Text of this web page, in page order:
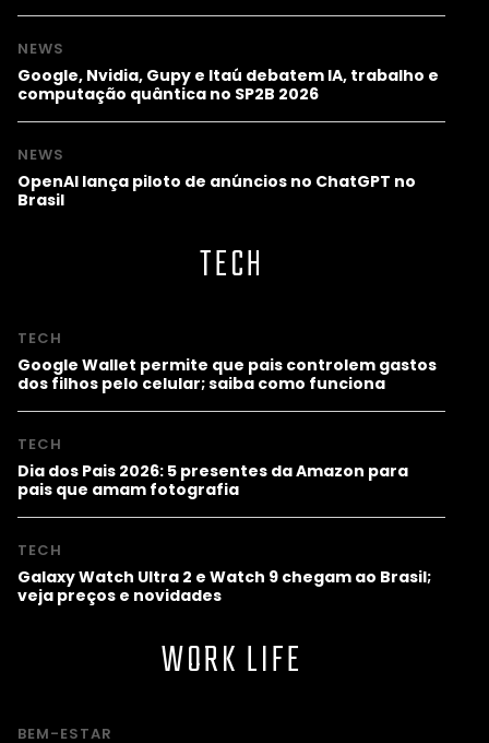
NEWS
Google, Nvidia, Gupy e Itaú debatem IA, trabalho e
computação quântica no SP2B 2026
NEWS
OpenAI lança piloto de anúncios no ChatGPT no
Brasil
TECH
TECH
Google Wallet permite que pais controlem gastos
dos filhos pelo celular; saiba como funciona
TECH
Dia dos Pais 2026: 5 presentes da Amazon para
pais que amam fotografia
TECH
Galaxy Watch Ultra 2 e Watch 9 chegam ao Brasil;
veja preços e novidades
WORK LIFE
BEM-ESTAR